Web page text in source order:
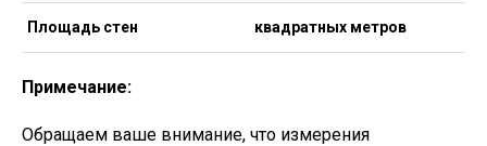
Площадь стен квадратных метров
Примечание:
Обращаем ваше внимание, что измерения